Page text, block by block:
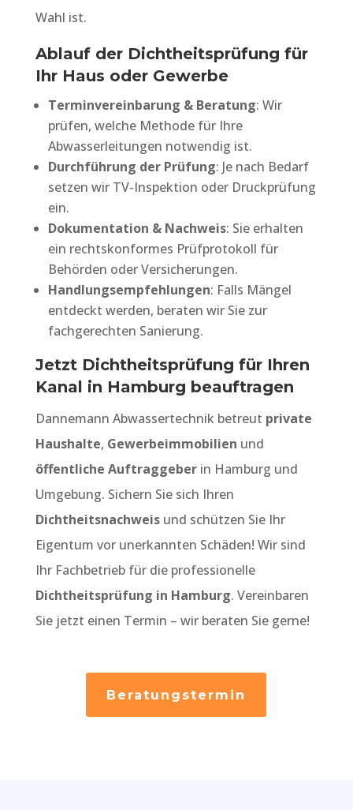
Wahl ist.
Ablauf der Dichtheitsprüfung für
Ihr Haus oder Gewerbe
Terminvereinbarung & Beratung: Wir
prüfen, welche Methode für Ihre
Abwasserleitungen notwendig ist.
Durchführung der Prüfung: Je nach Bedarf
setzen wir TV-Inspektion oder Druckprüfung
ein.
Dokumentation & Nachweis: Sie erhalten
ein rechtskonformes Prüfprotokoll für
Behörden oder Versicherungen.
Handlungsempfehlungen: Falls Mängel
entdeckt werden, beraten wir Sie zur
fachgerechten Sanierung.
Jetzt Dichtheitsprüfung für Ihren
Kanal in Hamburg beauftragen
Dannemann Abwassertechnik betreut private
Haushalte, Gewerbeimmobilien und
öffentliche Auftraggeberin Hamburg und
Umgebung. Sichern Sie sich Ihren
Dichtheitsnachweisund schützen Sie Ihr
Eigentum vor unerkannten Schäden! Wir sind
Ihr Fachbetrieb für die professionelle
Dichtheitsprüfung in Hamburg. Vereinbaren
Sie jetzt einen Termin – wir beraten Sie gerne!
Beratungstermin